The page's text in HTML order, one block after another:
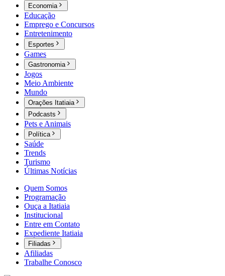
Economia
Educação
Emprego e Concursos
Entretenimento
Esportes
Games
Gastronomia
Jogos
Meio Ambiente
Mundo
Orações Itatiaia
Podcasts
Pets e Animais
Política
Saúde
Trends
Turismo
Últimas Notícias
Quem Somos
Programação
Ouça a Itatiaia
Institucional
Entre em Contato
Expediente Itatiaia
Filiadas
Afiliadas
Trabalhe Conosco